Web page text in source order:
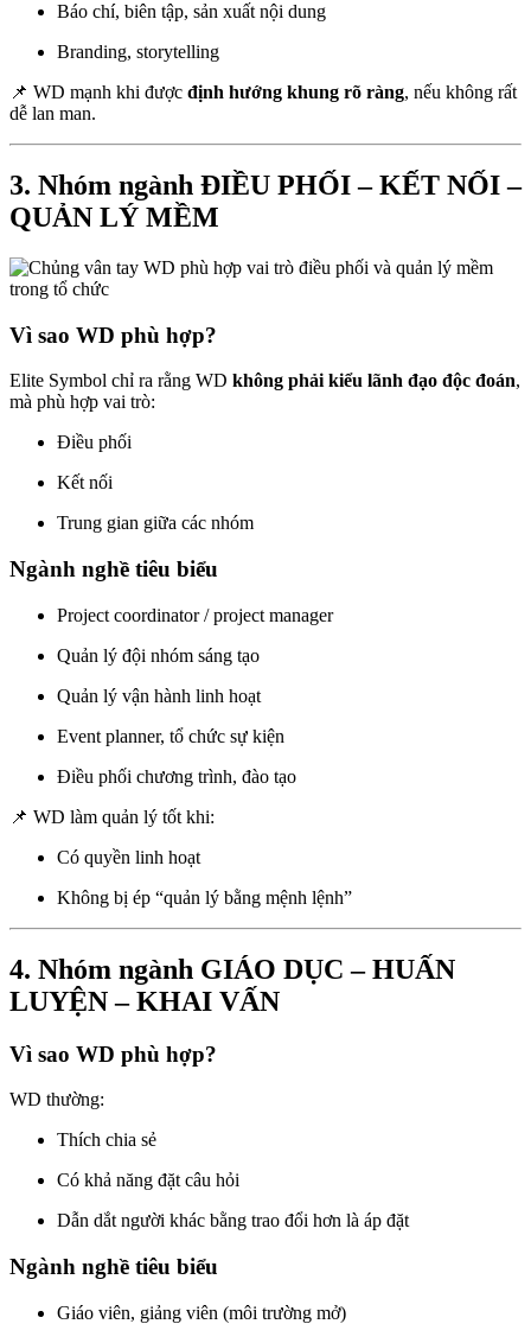
Báo chí, biên tập, sản xuất nội dung
Branding, storytelling
📌 WD mạnh khi được định hướng khung rõ ràng, nếu không rất
dễ lan man.
3. Nhóm ngành ĐIỀU PHỐI – KẾT NỐI –
QUẢN LÝ MỀM
Vì sao WD phù hợp?
Elite Symbol chỉ ra rằng WD không phải kiểu lãnh đạo độc đoán,
mà phù hợp vai trò:
Điều phối
Kết nối
Trung gian giữa các nhóm
Ngành nghề tiêu biểu
Project coordinator / project manager
Quản lý đội nhóm sáng tạo
Quản lý vận hành linh hoạt
Event planner, tổ chức sự kiện
Điều phối chương trình, đào tạo
📌 WD làm quản lý tốt khi:
Có quyền linh hoạt
Không bị ép “quản lý bằng mệnh lệnh”
4. Nhóm ngành GIÁO DỤC – HUẤN
LUYỆN – KHAI VẤN
Vì sao WD phù hợp?
WD thường:
Thích chia sẻ
Có khả năng đặt câu hỏi
Dẫn dắt người khác bằng trao đổi hơn là áp đặt
Ngành nghề tiêu biểu
Giáo viên, giảng viên (môi trường mở)